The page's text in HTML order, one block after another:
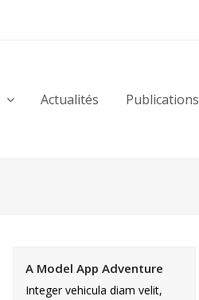
Actualités Publications
A Model App Adventure
Integer vehicula diam velit,